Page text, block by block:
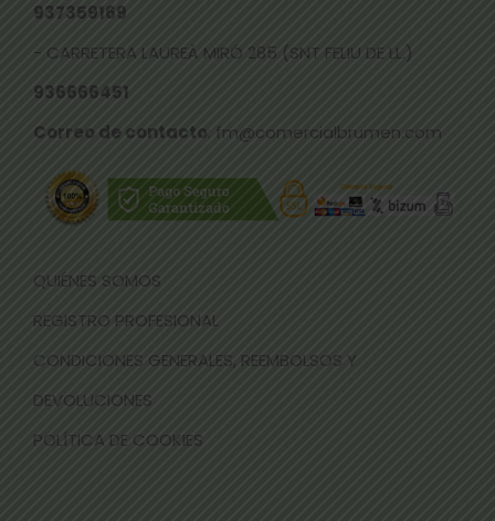
937359169
- CARRETERA LAUREÀ MIRÓ 285 (SNT FELIU DE LL.)
936666451
Correo de contacto: fm@comercialbrumen.com
QUIÉNES SOMOS
REGISTRO PROFESIONAL
CONDICIONES GENERALES, REEMBOLSOS Y
DEVOLUCIONES
POLÍTICA DE COOKIES